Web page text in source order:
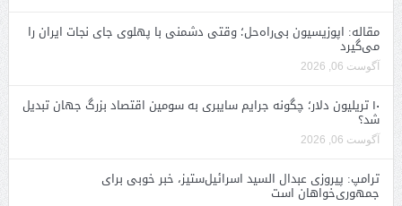
مقاله: اپوزیسیون بی‌راه‌حل؛ وقتی دشمنی با پهلوی جای نجات ایران را
می‌گیرد
آگوست 06, 2026
۱۰ تریلیون دلار؛ چگونه جرایم سایبری به سومین اقتصاد بزرگ جهان تبدیل
شد؟
آگوست 06, 2026
ترامپ: پیروزی عبدال السید اسرائیل‌ستیز، خبر خوبی برای
جمهوری‌خواهان است